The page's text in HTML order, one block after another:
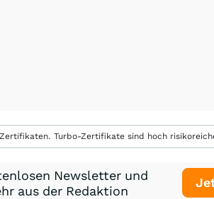
Turbo-Zertifikate sind hoch
Newsletter und
aus der Redaktion